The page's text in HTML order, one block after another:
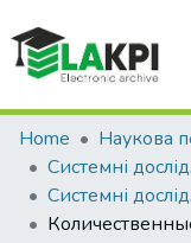
Communities &
All of DSpace
Statistics
Home
Наукова